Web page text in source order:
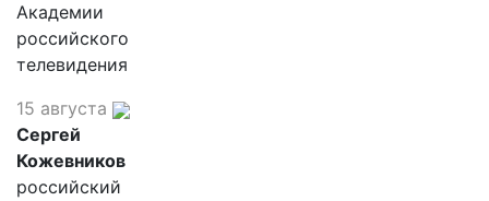
Академии
российского
телевидения
15 августа
Сергей
Кожевников
российский